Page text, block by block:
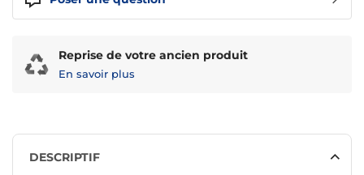
Reprise de votre ancien produit
En savoir plus
DESCRIPTIF